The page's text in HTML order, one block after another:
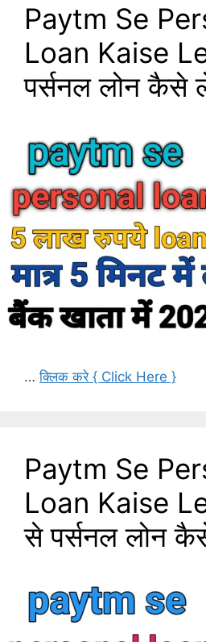
Paytm Se
Loan Kaise
पर्सनल लोन कैसे
…क्लिक करे { Click Here }
Paytm Se
Loan Kaise
से पर्सनल लोन